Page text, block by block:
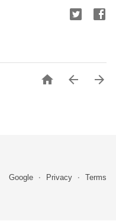
  
Google Privacy Terms